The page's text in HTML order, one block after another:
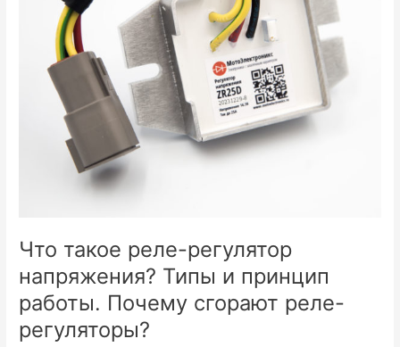
Что такое реле-регулятор
напряжения? Типы и принцип
работы. Почему сгорают реле-
регуляторы?